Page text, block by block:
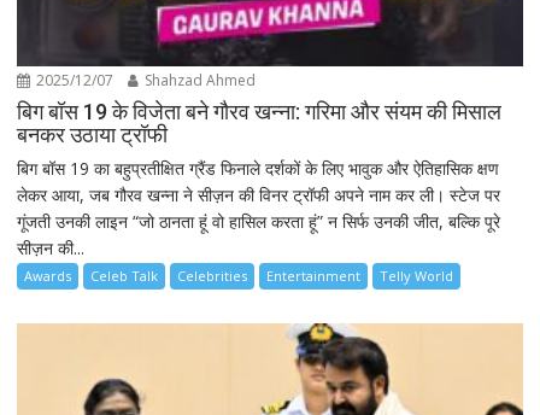
2025/12/07 Shahzad Ahmed
बिग बॉस 19 के विजेता बने गौरव खन्ना: गरिमा और संयम की मिसाल
बनकर उठाया ट्रॉफी
बिग बॉस 19 का बहुप्रतीक्षित ग्रैंड फिनाले दर्शकों के लिए भावुक और ऐतिहासिक क्षण
लेकर आया, जब गौरव खन्ना ने सीज़न की विनर ट्रॉफी अपने नाम कर ली। स्टेज पर
गूंजती उनकी लाइन “जो ठानता हूं वो हासिल करता हूं” न सिर्फ उनकी जीत, बल्कि पूरे
सीज़न की...
Awards Celeb Talk Celebrities Entertainment Telly World